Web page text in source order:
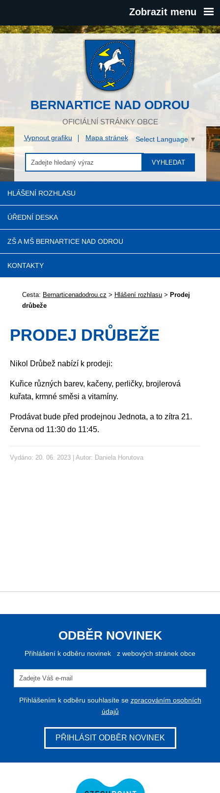
Zobrazit menu
BERNARTICE NAD ODROU
OFICIÁLNÍ STRÁNKY OBCE
Vypnout grafiku Mapa stránek Select Language ▼
VYHLEDAT
HLÁŠENÍ ROZHLASU
ÚŘEDNÍ DESKA
ZŠ A MŠ BERNARTICE NAD ODROU
KONTAKTY
Cesta: Bernarticenadodrou.cz > Hlášení rozhlasu > Prodej
drůbeže
PRODEJ DRŮBEŽE
Nikol Drůbež nabízí k prodeji:
Kuřice různých barev, kačeny, perličky, brojlerová
kuřata, krmné směsi a vitamíny.
Prodávat bude před prodejnou Jednota, a to zítra 21.
června od 11:30 do 11:45.
Vydáno: 20. 06. 2023 | Autor: Daniela Horutova
ODBĚR NOVINEK
Přihlášení k odběru novinek z webových stránek obce
Přihlášením k odběru souhlasíte se zpracováním osobních
údajů
PŘIHLÁSIT ODBĚR NOVINEK